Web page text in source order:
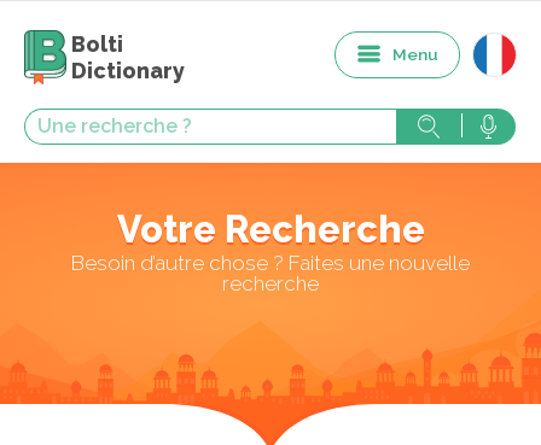
Bolti
Dictionary
Menu
Votre Recherche
Besoin d’autre chose ? Faites une nouvelle
recherche